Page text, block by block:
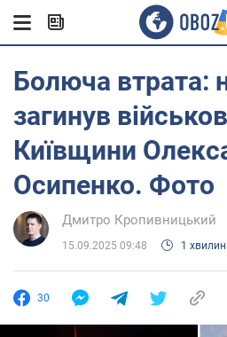
Болюча втрата:
загинув
Київщини
Осипенко. Фото
Дмитро Кропивницький
15.09.2025 09:48 1
30